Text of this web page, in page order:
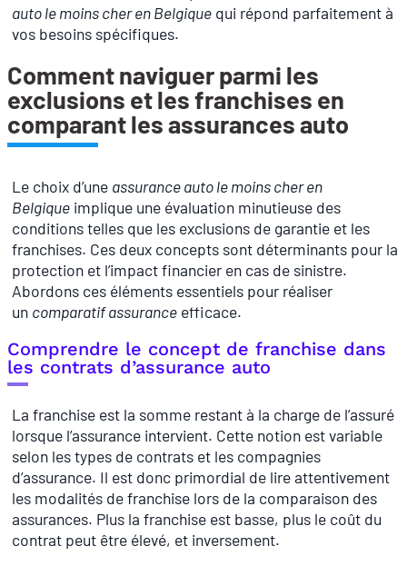
auto le moins cher en Belgique qui répond parfaitement à
vos besoins spécifiques.
Comment naviguer parmi les
exclusions et les franchises en
comparant les assurances auto
Le choix d’une assurance auto le moins cher en
Belgique implique une évaluation minutieuse des
conditions telles que les exclusions de garantie et les
franchises. Ces deux concepts sont déterminants pour la
protection et l’impact financier en cas de sinistre.
Abordons ces éléments essentiels pour réaliser
un comparatif assurance efficace.
Comprendre le concept de franchise dans
les contrats d’assurance auto
La franchise est la somme restant à la charge de l’assuré
lorsque l’assurance intervient. Cette notion est variable
selon les types de contrats et les compagnies
d’assurance. Il est donc primordial de lire attentivement
les modalités de franchise lors de la comparaison des
assurances. Plus la franchise est basse, plus le coût du
contrat peut être élevé, et inversement.